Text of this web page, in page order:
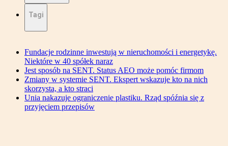
Tagi
Fundacje rodzinne inwestują w nieruchomości i energetykę.
Niektóre w 40 spółek naraz
Jest sposób na SENT. Status AEO może pomóc firmom
Zmiany w systemie SENT. Ekspert wskazuje kto na nich
skorzysta, a kto straci
Unia nakazuje ograniczenie plastiku. Rząd spóźnia się z
przyjęciem przepisów